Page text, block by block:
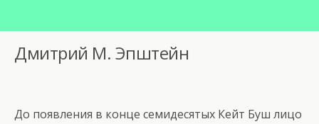
Дмитрий М. Эпштейн
До появления в конце семидесятых Кейт Буш лицо